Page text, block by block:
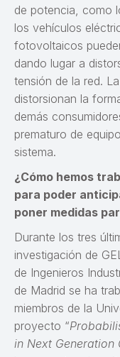
de potencia, como
los vehículos
fotovoltaicos
dando lugar a
tensión de la red.
distorsionan la
demás
prematuro de
sistema.
¿Cómo hemos
para poder
poner medidas
Durante los tres
investigación de
de Ingenieros
de Madrid se ha
miembros de la
proyecto “
in Next Generation